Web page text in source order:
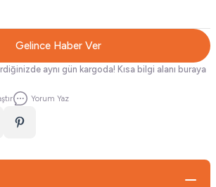
Gelince Haber Ver
aynı gün kargoda! Kısa bilgi alanı buraya
Yorum Yaz